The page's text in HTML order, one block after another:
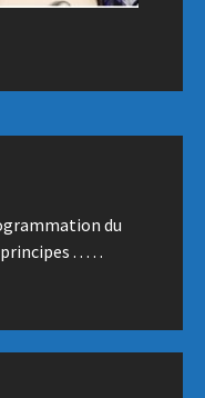
du
. . . . .